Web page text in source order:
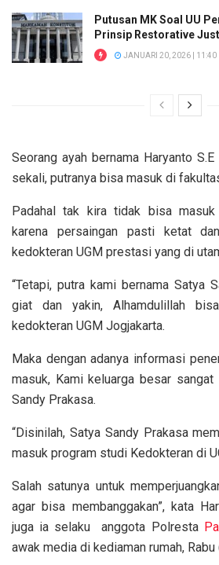
Putusan MK Soal UU
Prinsip Restorative
JANUARI 20, 2026 | 11:40
Seorang ayah bernama Haryanto
sekali, putranya bisa masuk di
Padahal tak kira tidak bisa
karena persaingan pasti ketat
kedokteran UGM prestasi yang di
“Tetapi, putra kami bernama Satya
giat dan yakin, Alhamdulillah
kedokteran UGM Jogjakarta.
Maka dengan adanya informasi
masuk, Kami keluarga besar sangat
Sandy Prakasa.
“Disinilah, Satya Sandy Prakasa
masuk program studi Kedokteran di
Salah satunya untuk
agar bisa membanggakan”, kata
juga ia selaku anggota Polresta
awak media di kediaman rumah,